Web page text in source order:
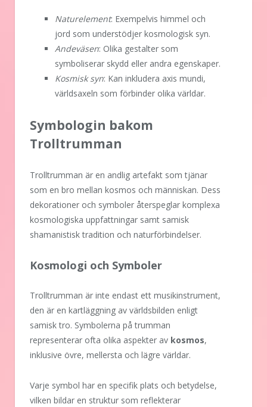
Naturelement: Exempelvis himmel och
jord som understödjer kosmologisk syn.
Andeväsen: Olika gestalter som
symboliserar skydd eller andra egenskaper.
Kosmisk syn: Kan inkludera axis mundi,
världsaxeln som förbinder olika världar.
Symbologin bakom
Trolltrumman
Trolltrumman är en andlig artefakt som tjänar
som en bro mellan kosmos och människan. Dess
dekorationer och symboler återspeglar komplexa
kosmologiska uppfattningar samt samisk
shamanistisk tradition och naturförbindelser.
Kosmologi och Symboler
Trolltrumman är inte endast ett musikinstrument,
den är en kartläggning av världsbilden enligt
samisk tro. Symbolerna på trumman
representerar ofta olika aspekter av kosmos,
inklusive övre, mellersta och lägre världar.
Varje symbol har en specifik plats och betydelse,
vilken bildar en struktur som reflekterar